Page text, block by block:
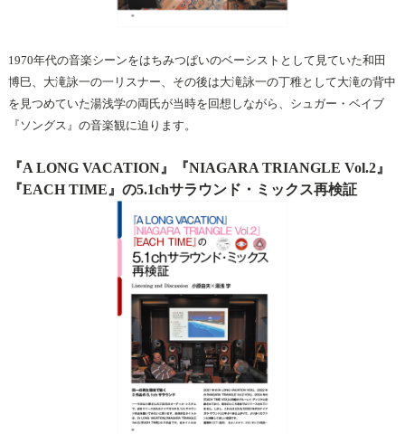
1970年代の音楽シーンをはちみつぱいのベーシストとして見ていた和田
博巳、大滝詠一の一リスナー、その後は大滝詠一の丁稚として大滝の背中
を見つめていた湯浅学の両氏が当時を回想しながら、シュガー・ベイブ
『ソングス』の音楽観に迫ります。
『A LONG VACATION』『NIAGARA TRIANGLE Vol.2』
『EACH TIME』の5.1chサラウンド・ミックス再検証